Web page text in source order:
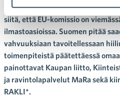
Kaupan liitto on
siitä, että EU-komissio on
ilmastoasioissa. Suomen pitää
vahvuuksiaan tavoitellessaan
toimenpiteistä päätettäessä
painottavat Kaupan liitto,
ja ravintolapalvelut MaRa sekä
RAKLI*.